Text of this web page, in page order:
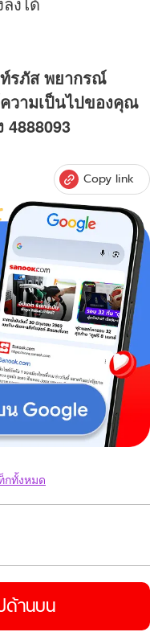
รภัส พยากรณ์
วามเป็นไปของคุณ
Copy link
กทั้งหมด
ด้านบน